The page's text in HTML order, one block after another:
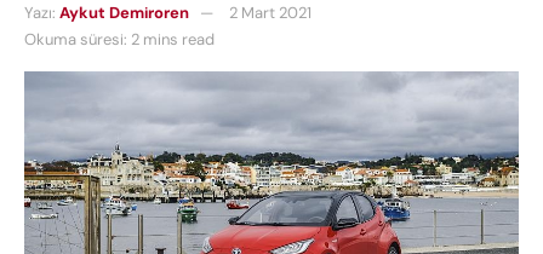
Yazı: Aykut Demiroren
2 Mart 2021
Okuma süresi: 2 mins read